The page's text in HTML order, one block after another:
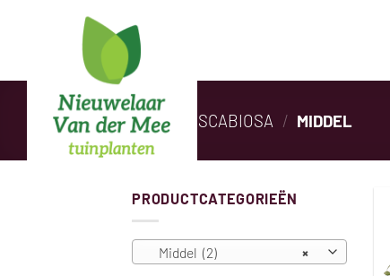
HOME SCABIOSA / MIDDEL
PRODUCTCATEGORIEËN
×
Middel (2)